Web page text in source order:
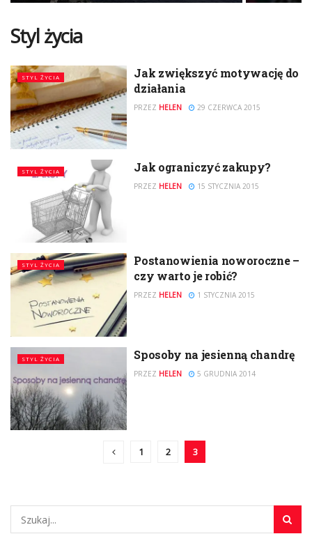
Styl życia
STYL ŻYCIA
Jak zwiększyć motywację do
działania
PRZEZ HELEN 29 CZERWCA 2015
STYL ŻYCIA Jak ograniczyć zakupy?
PRZEZ HELEN 15 STYCZNIA 2015
STYL ŻYCIA
Postanowienia noworoczne –
czy warto je robić?
PRZEZ HELEN 1 STYCZNIA 2015
STYL ŻYCIA Sposoby na jesienną chandrę
PRZEZ HELEN 5 GRUDNIA 2014
1 2 3